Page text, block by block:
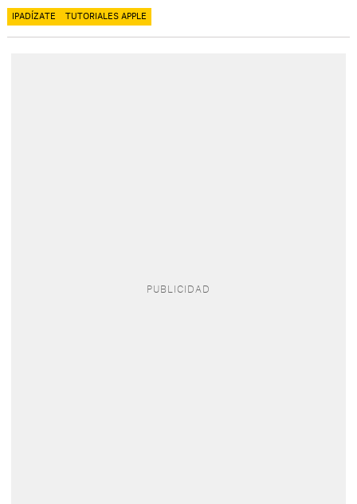
IPADÍZATE TUTORIALES APPLE